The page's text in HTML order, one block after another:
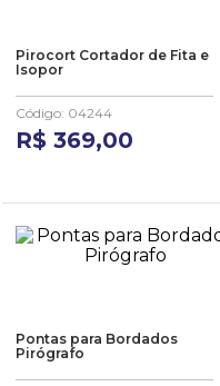
Pirocort Cortador de Fita e
Isopor
Código: 04244
R$ 369,00
Pontas para Bordados
Pirógrafo